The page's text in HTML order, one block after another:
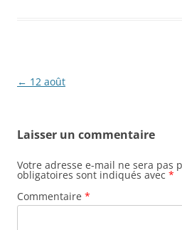
Navigation
← 12 août
Laisser un commentaire
Votre adresse e-mail ne sera pas
obligatoires sont indiqués avec *
Commentaire *